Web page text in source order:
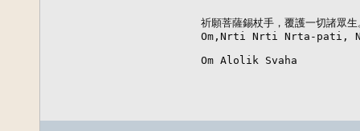
祈願菩薩錫杖手，覆護一切諸眾生
Om,Nrti Nrti Nrta-pati,
    Om Alolik Svaha